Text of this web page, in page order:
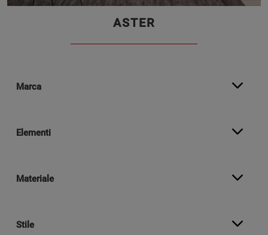
Marca
Elementi
Materiale
Stile
ASTER